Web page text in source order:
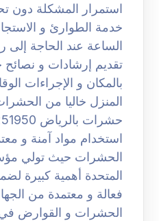
استمرار المشكلة دون
خدمة الطوارئ و
الساعة عند الحاجة إلى
تقديم إرشادات و نصائح
بالمكان و الإجراءات
المنزل خاليا من
استخدام مواد آمنة و
الحشرات حيث تولي
المتحدة أهمية كبيرة
فعالة و معتمدة من
الحشرات و القوارض في